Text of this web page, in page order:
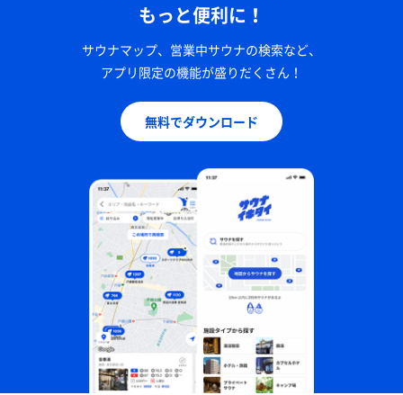
もっと便利に！
サウナマップ、営業中サウナの検索など、
アプリ限定の機能が盛りだくさん！
無料でダウンロード